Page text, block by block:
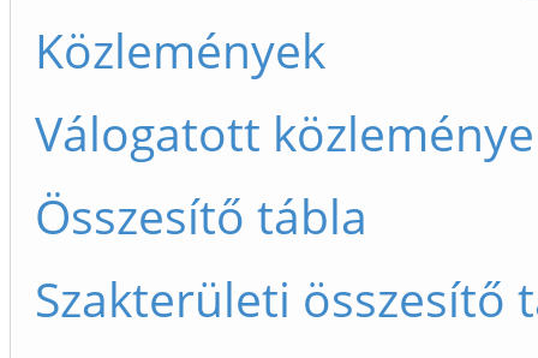
Közlemények
Válogatott
Összesítő tábla
Szakterületi összesítő